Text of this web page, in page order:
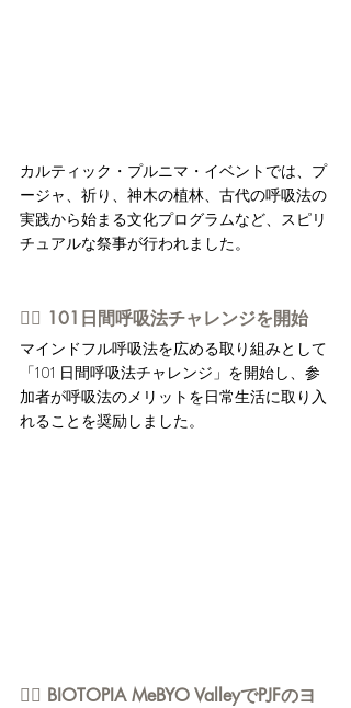
カルティック・プルニマ・イベントでは、プ
ージャ、祈り、神木の植林、古代の呼吸法の
実践から始まる文化プログラムなど、スピリ
チュアルな祭事が行われました。
👉🏻 101日間呼吸法チャレンジを開始
マインドフル呼吸法を広める取り組みとして
「101 日間呼吸法チャレンジ」を開始し、参
加者が呼吸法のメリットを日常生活に取り入
れることを奨励しました。
👉🏻 BIOTOPIA MeBYO ValleyでPJFのヨ